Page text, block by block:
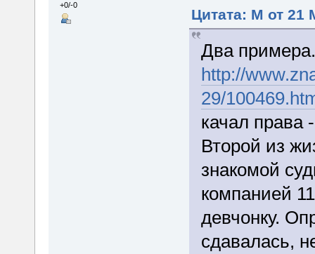
+0/-0
Цитата: M от 21
Два
http://
29/
качал права
Второй из
знакомой
компанией
девчонку.
сдавалась,